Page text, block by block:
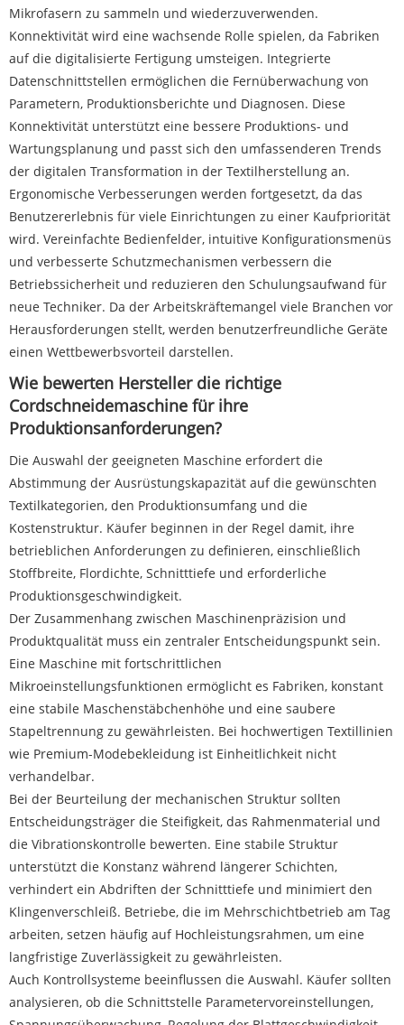
Mikrofasern zu sammeln und wiederzuverwenden.
Konnektivität wird eine wachsende Rolle spielen, da Fabriken
auf die digitalisierte Fertigung umsteigen. Integrierte
Datenschnittstellen ermöglichen die Fernüberwachung von
Parametern, Produktionsberichte und Diagnosen. Diese
Konnektivität unterstützt eine bessere Produktions- und
Wartungsplanung und passt sich den umfassenderen Trends
der digitalen Transformation in der Textilherstellung an.
Ergonomische Verbesserungen werden fortgesetzt, da das
Benutzererlebnis für viele Einrichtungen zu einer Kaufpriorität
wird. Vereinfachte Bedienfelder, intuitive Konfigurationsmenüs
und verbesserte Schutzmechanismen verbessern die
Betriebssicherheit und reduzieren den Schulungsaufwand für
neue Techniker. Da der Arbeitskräftemangel viele Branchen vor
Herausforderungen stellt, werden benutzerfreundliche Geräte
einen Wettbewerbsvorteil darstellen.
Wie bewerten Hersteller die richtige
Cordschneidemaschine für ihre
Produktionsanforderungen?
Die Auswahl der geeigneten Maschine erfordert die
Abstimmung der Ausrüstungskapazität auf die gewünschten
Textilkategorien, den Produktionsumfang und die
Kostenstruktur. Käufer beginnen in der Regel damit, ihre
betrieblichen Anforderungen zu definieren, einschließlich
Stoffbreite, Flordichte, Schnitttiefe und erforderliche
Produktionsgeschwindigkeit.
Der Zusammenhang zwischen Maschinenpräzision und
Produktqualität muss ein zentraler Entscheidungspunkt sein.
Eine Maschine mit fortschrittlichen
Mikroeinstellungsfunktionen ermöglicht es Fabriken, konstant
eine stabile Maschenstäbchenhöhe und eine saubere
Stapeltrennung zu gewährleisten. Bei hochwertigen Textillinien
wie Premium-Modebekleidung ist Einheitlichkeit nicht
verhandelbar.
Bei der Beurteilung der mechanischen Struktur sollten
Entscheidungsträger die Steifigkeit, das Rahmenmaterial und
die Vibrationskontrolle bewerten. Eine stabile Struktur
unterstützt die Konstanz während längerer Schichten,
verhindert ein Abdriften der Schnitttiefe und minimiert den
Klingenverschleiß. Betriebe, die im Mehrschichtbetrieb am Tag
arbeiten, setzen häufig auf Hochleistungsrahmen, um eine
langfristige Zuverlässigkeit zu gewährleisten.
Auch Kontrollsysteme beeinflussen die Auswahl. Käufer sollten
analysieren, ob die Schnittstelle Parametervoreinstellungen,